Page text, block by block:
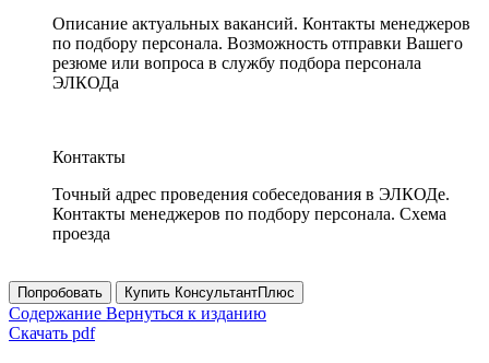
Описание актуальных вакансий. Контакты менеджеров
по подбору персонала. Возможность отправки Вашего
резюме или вопроса в службу подбора персонала
ЭЛКОДа
Контакты
Точный адрес проведения собеседования в ЭЛКОДе.
Контакты менеджеров по подбору персонала. Схема
проезда
Попробовать Купить КонсультантПлюс
Содержание Вернуться к изданию
Скачать pdf